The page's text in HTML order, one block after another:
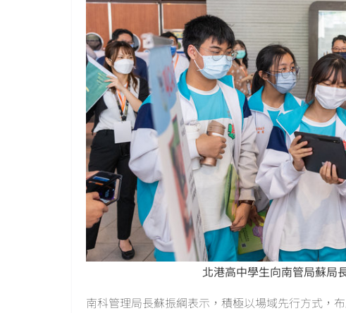
北港高中學生向南管局蘇局
南科管理局長蘇振綱表示，積極以場域先行方式，